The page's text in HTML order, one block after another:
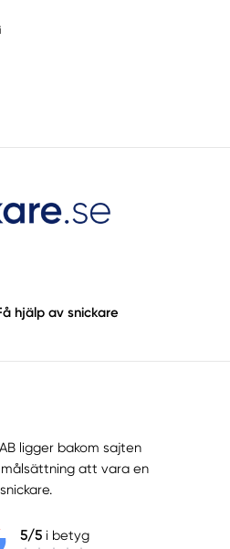
hjälp av snickare
ligger bakom sajten
att vara en
5/5i betyg